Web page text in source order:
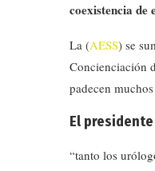
coexistencia de
La (AESS) se
Concienciación
padecen
El presidente
“tanto los